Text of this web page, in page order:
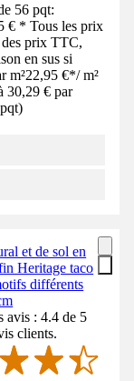
56 pqt:
€ * Tous les prix
prix TTC,
en sus si
m²22,95 €*/ m²
30,29 € par
pqt)
et de sol en
Heritage taco
différents
avis : 4.4 de 5
clients.